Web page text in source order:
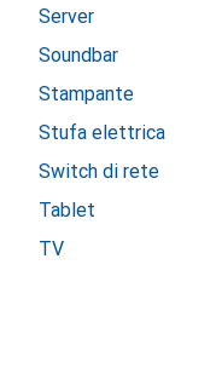
Server
Soundbar
Stampante
Stufa elettrica
Switch di rete
Tablet
TV